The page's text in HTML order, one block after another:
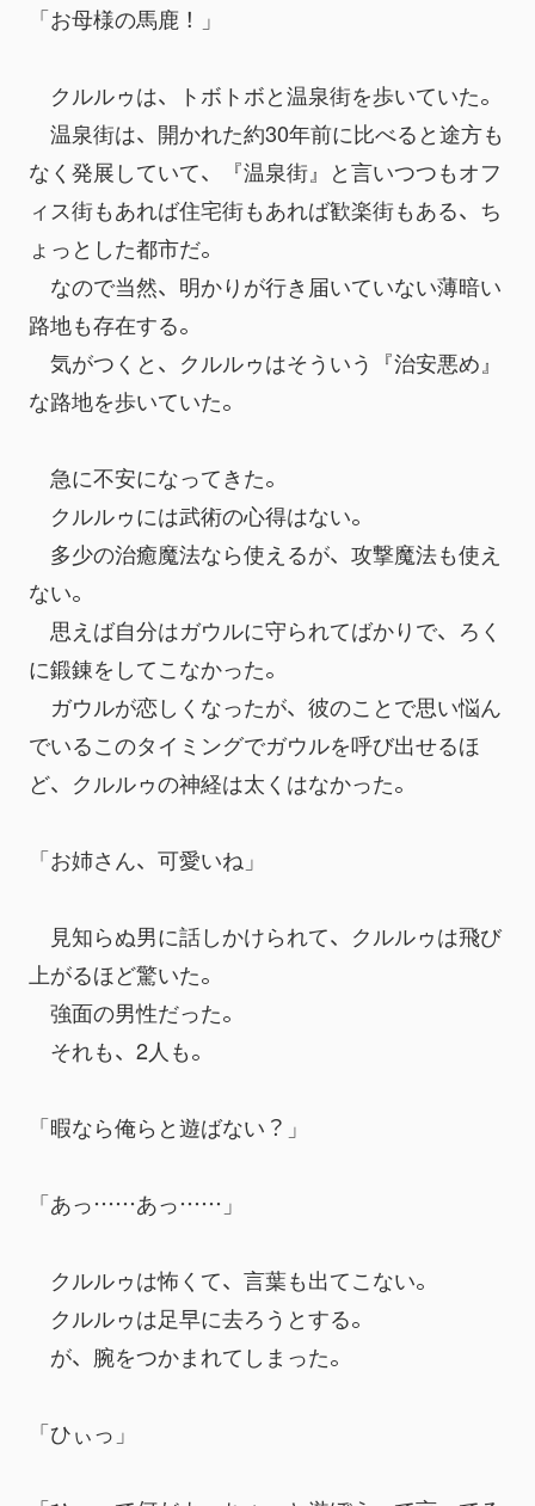
「お母様の馬鹿！」
クルルゥは、トボトボと温泉街を歩いていた。
温泉街は、開かれた約30年前に比べると途方も
なく発展していて、『温泉街』と言いつつもオフ
ィス街もあれば住宅街もあれば歓楽街もある、ち
ょっとした都市だ。
なので当然、明かりが行き届いていない薄暗い
路地も存在する。
気がつくと、クルルゥはそういう『治安悪め』
な路地を歩いていた。
急に不安になってきた。
クルルゥには武術の心得はない。
多少の治癒魔法なら使えるが、攻撃魔法も使え
ない。
思えば自分はガウルに守られてばかりで、ろく
に鍛錬をしてこなかった。
ガウルが恋しくなったが、彼のことで思い悩ん
でいるこのタイミングでガウルを呼び出せるほ
ど、クルルゥの神経は太くはなかった。
「お姉さん、可愛いね」
見知らぬ男に話しかけられて、クルルゥは飛び
上がるほど驚いた。
強面の男性だった。
それも、2人も。
「暇なら俺らと遊ばない？」
「あっ……あっ……」
クルルゥは怖くて、言葉も出てこない。
クルルゥは足早に去ろうとする。
が、腕をつかまれてしまった。
「ひぃっ」